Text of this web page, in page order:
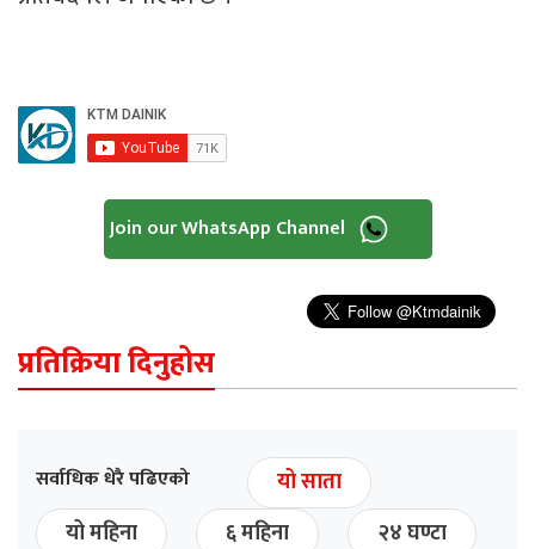
Join our WhatsApp Channel
प्रतिक्रिया दिनुहोस
सर्वाधिक धेरै पढिएको
यो साता
यो महिना
६ महिना २४ घण्टा